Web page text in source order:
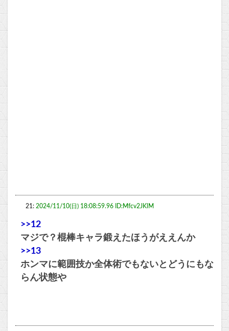
21: 2024/11/10(日) 18:08:59.96 ID:Mfcv2JKlM
>>12
マジで？棍棒キャラ鍛えたほうがええんか
>>13
ホンマに範囲技か全体術でもないとどうにもな
らん状態や